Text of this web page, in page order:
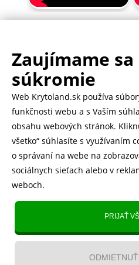
.
Rychlé
Heureka
Instagram
TikTok
Zaujímame sa
súkromie
Web Krytoland.sk používa
funkčnosti webu a s Vaším
obsahu webových stránok.
všetko“ súhlasíte s využívaním
o správaní na webe na
sociálnych sieťach alebo v
weboch.
PRIJAŤ